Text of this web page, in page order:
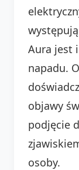
Aura jest
napadu.
objawy
podjęcie
osoby.